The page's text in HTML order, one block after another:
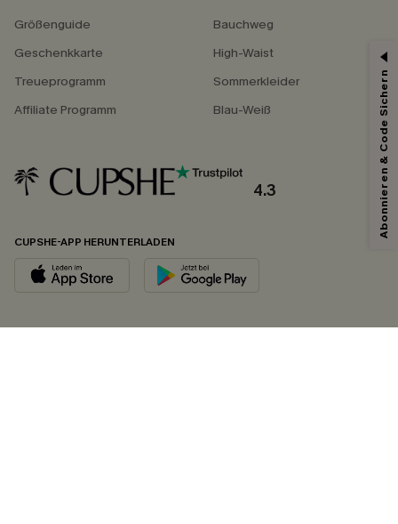
Größenguide
Geschenkkarte
Treueprogramm
Affiliate Programm
Bauchweg
High-Waist
Sommerkleider
Blau-Weiß
4.3
CUPSHE-APP HERUNTERLADEN
Abonnieren & Code Sichern